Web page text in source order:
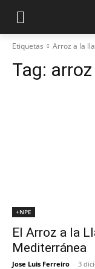
Etiquetas Arroz a la
Tag:
+NPE
El Arroz a la
Mediterránea
Jose Luis Ferreiro - 3